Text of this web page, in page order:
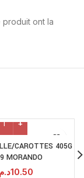
ont la
CAROTTES 405G
MORANDO
10.50